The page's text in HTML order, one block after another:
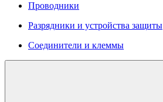
Проводники
Разрядники и устройства защиты
Соединители и клеммы